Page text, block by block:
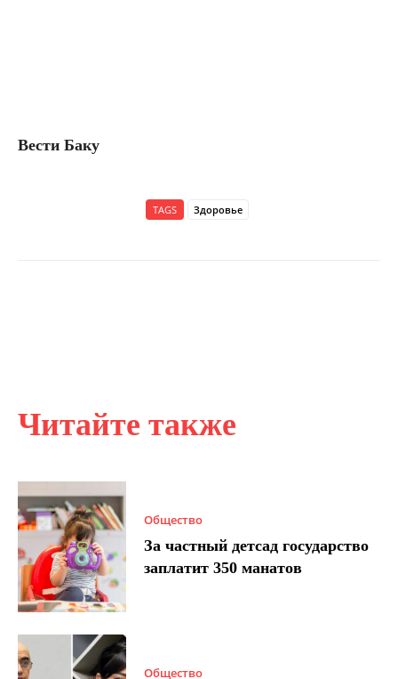
Читайте также
Общество
За частный детсад государство
заплатит 350 манатов
Общество
Вести Баку
TAGS Здоровье